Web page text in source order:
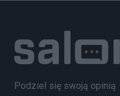
Podziel się swoją opinią